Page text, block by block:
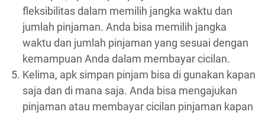
fleksibilitas dalam memilih jangka waktu dan
jumlah pinjaman. Anda bisa memilih jangka
waktu dan jumlah pinjaman yang sesuai dengan
kemampuan Anda dalam membayar cicilan.
Kelima, apk simpan pinjam bisa di gunakan kapan
saja dan di mana saja. Anda bisa mengajukan
pinjaman atau membayar cicilan pinjaman kapan